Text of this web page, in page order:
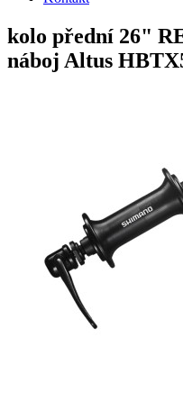
kolo přední 26"
náboj Altus